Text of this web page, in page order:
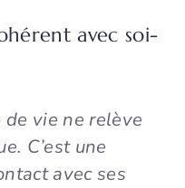
avec soi-
de vie ne relève
C’est une
avec ses